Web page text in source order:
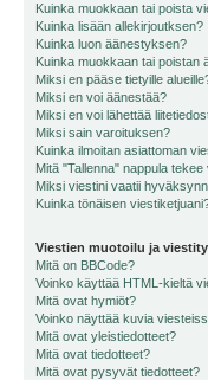
Kuinka muokkaan tai poista
Kuinka lisään allekirjoutksen?
Kuinka luon äänestyksen?
Kuinka muokkaan tai poistan
Miksi en pääse tietyille
Miksi en voi äänestää?
Miksi en voi lähettää
Miksi sain varoituksen?
Kuinka ilmoitan asiattoman
Mitä "Tallenna" nappula
Miksi viestini vaatii
Kuinka tönäisen
Viestien muotoilu ja
Mitä on BBCode?
Voinko käyttää HTML-kieltä
Mitä ovat hymiöt?
Voinko näyttää kuvia
Mitä ovat yleistiedotteet?
Mitä ovat tiedotteet?
Mitä ovat pysyvät tiedotteet?